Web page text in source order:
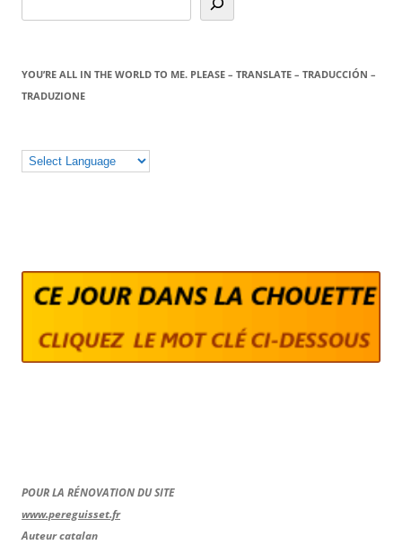
YOU’RE ALL IN THE WORLD TO ME. PLEASE – TRANSLATE – TRADUCCIÓN –
TRADUZIONE
POUR LA RÉNOVATION DU SITE
www.pereguisset.fr
Auteur catalan